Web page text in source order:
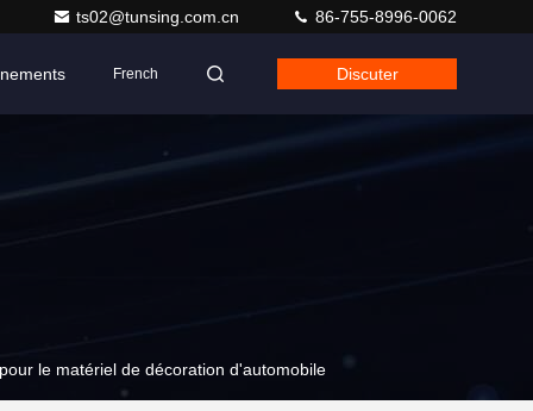
ts02@tunsing.com.cn 86-755-8996-0062
French Discuter
le matériel de décoration d'automobile